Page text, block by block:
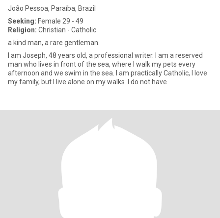
João Pessoa, Paraíba, Brazil
Seeking: Female 29 - 49
Religion: Christian - Catholic
a kind man, a rare gentleman.
I am Joseph, 48 years old, a professional writer. I am a reserved
man who lives in front of the sea, where I walk my pets every
afternoon and we swim in the sea. I am practically Catholic, I love
my family, but I live alone on my walks. I do not have